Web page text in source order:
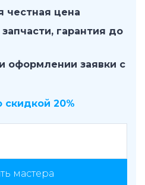
честная цена
гарантия до
оформлении заявки с
скидкой 20%
мастера